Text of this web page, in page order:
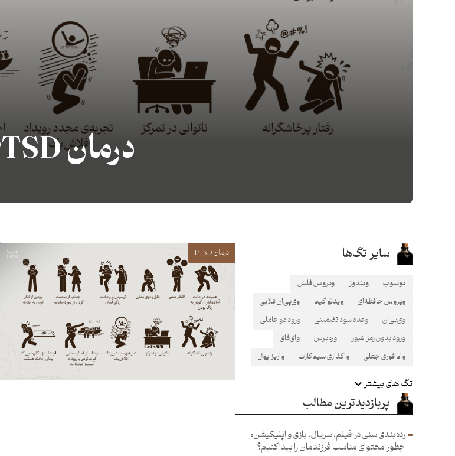
درمان PTSD
سایر تگ‌ها
یوتیوب ویندوز
ویروس فلش
ویروس حافظه‌ای
ویدئو گیم
وی‌پی‌ان قلابی
وی‌پی‌ان
وعده سود تضمینی
ورود دو عاملی
ورود بدون رمز عبور
وردپرس
وای‌فای
وام فوری جعلی
واگذاری سیم‌کارت واریز پول
تگ های بیشتر
پربازدیدترین مطالب
رده‌بندی سنی در فیلم، سریال، بازی و اپلیکیشن:
چطور محتوای مناسب فرزند‌مان را پیدا کنیم؟
درمان PTSD